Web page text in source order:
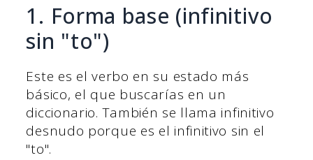
1. Forma base (infinitivo
sin "to")
Este es el verbo en su estado más
básico, el que buscarías en un
diccionario. También se llama infinitivo
desnudo porque es el infinitivo sin el
"to".